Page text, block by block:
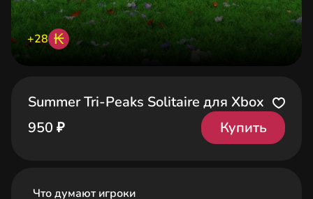
+28 ₭
Summer Tri-Peaks Solitaire для Xbox
950 ₽
Купить
Что думают игроки